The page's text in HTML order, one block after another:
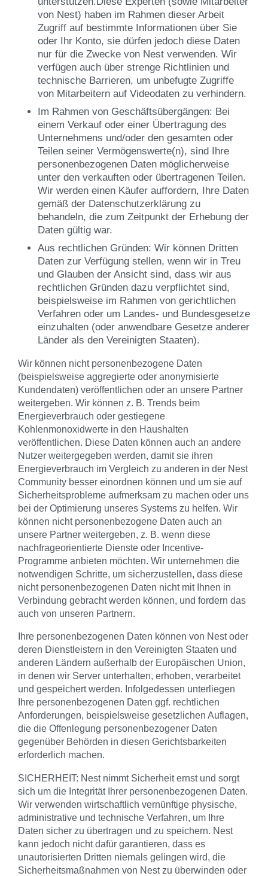
von Nest) haben im Rahmen dieser Arbeit
Zugriff auf bestimmte Informationen über Sie
oder Ihr Konto, sie dürfen jedoch diese Daten
nur für die Zwecke von Nest verwenden. Wir
verfügen auch über strenge Richtlinien und
technische Barrieren, um unbefugte Zugriffe
von Mitarbeitern auf Videodaten zu verhindern.
Im Rahmen von Geschäftsübergängen: Bei
einem Verkauf oder einer Übertragung des
Unternehmens und/oder den gesamten oder
Teilen seiner Vermögenswerte(n), sind Ihre
personenbezogenen Daten möglicherweise
unter den verkauften oder übertragenen Teilen.
Wir werden einen Käufer auffordern, Ihre Daten
gemäß der Datenschutzerklärung zu
behandeln, die zum Zeitpunkt der Erhebung der
Daten gültig war.
Aus rechtlichen Gründen: Wir können Dritten
Daten zur Verfügung stellen, wenn wir in Treu
und Glauben der Ansicht sind, dass wir aus
rechtlichen Gründen dazu verpflichtet sind,
beispielsweise im Rahmen von gerichtlichen
Verfahren oder um Landes- und Bundesgesetze
einzuhalten (oder anwendbare Gesetze anderer
Länder als den Vereinigten Staaten).
Wir können nicht personenbezogene Daten
(beispielsweise aggregierte oder anonymisierte
Kundendaten) veröffentlichen oder an unsere Partner
weitergeben. Wir können z. B. Trends beim
Energieverbrauch oder gestiegene
Kohlenmonoxidwerte in den Haushalten
veröffentlichen. Diese Daten können auch an andere
Nutzer weitergegeben werden, damit sie ihren
Energieverbrauch im Vergleich zu anderen in der Nest
Community besser einordnen können und um sie auf
Sicherheitsprobleme aufmerksam zu machen oder uns
bei der Optimierung unseres Systems zu helfen. Wir
können nicht personenbezogene Daten auch an
unsere Partner weitergeben, z. B. wenn diese
nachfrageorientierte Dienste oder Incentive-
Programme anbieten möchten. Wir unternehmen die
notwendigen Schritte, um sicherzustellen, dass diese
nicht personenbezogenen Daten nicht mit Ihnen in
Verbindung gebracht werden können, und fordern das
auch von unseren Partnern.
Ihre personenbezogenen Daten können von Nest oder
deren Dienstleistern in den Vereinigten Staaten und
anderen Ländern außerhalb der Europäischen Union,
in denen wir Server unterhalten, erhoben, verarbeitet
und gespeichert werden. Infolgedessen unterliegen
Ihre personenbezogenen Daten ggf. rechtlichen
Anforderungen, beispielsweise gesetzlichen Auflagen,
die die Offenlegung personenbezogener Daten
gegenüber Behörden in diesen Gerichtsbarkeiten
erforderlich machen.
SICHERHEIT: Nest nimmt Sicherheit ernst und sorgt
sich um die Integrität Ihrer personenbezogenen Daten.
Wir verwenden wirtschaftlich vernünftige physische,
administrative und technische Verfahren, um Ihre
Daten sicher zu übertragen und zu speichern. Nest
kann jedoch nicht dafür garantieren, dass es
unautorisierten Dritten niemals gelingen wird, die
Sicherheitsmaßnahmen von Nest zu überwinden oder